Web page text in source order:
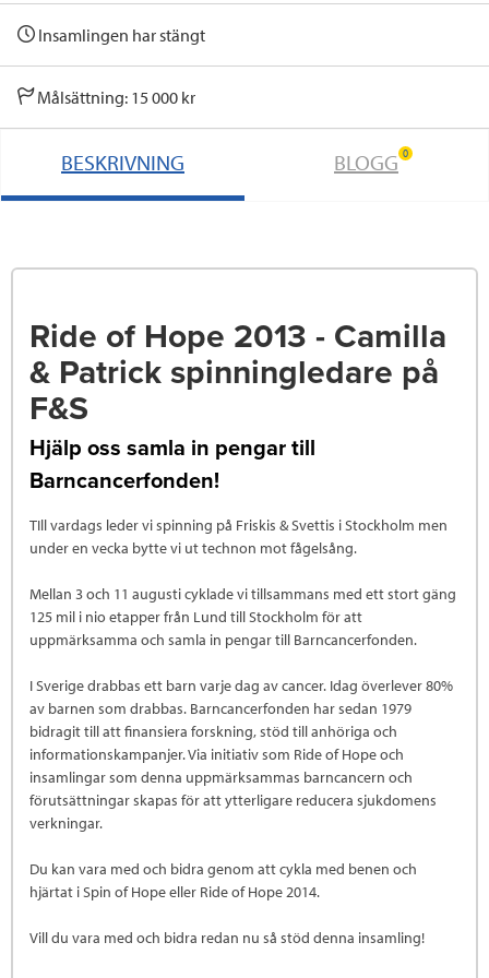
Insamlingen har stängt
Målsättning: 15 000 kr
BESKRIVNING BLOGG 0
Ride of Hope 2013 - Camilla
& Patrick spinningledare på
F&S
Hjälp oss samla in pengar till
Barncancerfonden!
TIll vardags leder vi spinning på Friskis & Svettis i Stockholm men
under en vecka bytte vi ut technon mot fågelsång.
Mellan 3 och 11 augusti cyklade vi tillsammans med ett stort gäng
125 mil i nio etapper från Lund till Stockholm för att
uppmärksamma och samla in pengar till Barncancerfonden.
I Sverige drabbas ett barn varje dag av cancer. Idag överlever 80%
av barnen som drabbas. Barncancerfonden har sedan 1979
bidragit till att finansiera forskning, stöd till anhöriga och
informationskampanjer. Via initiativ som Ride of Hope och
insamlingar som denna uppmärksammas barncancern och
förutsättningar skapas för att ytterligare reducera sjukdomens
verkningar.
Du kan vara med och bidra genom att cykla med benen och
hjärtat i Spin of Hope eller Ride of Hope 2014.
Vill du vara med och bidra redan nu så stöd denna insamling!